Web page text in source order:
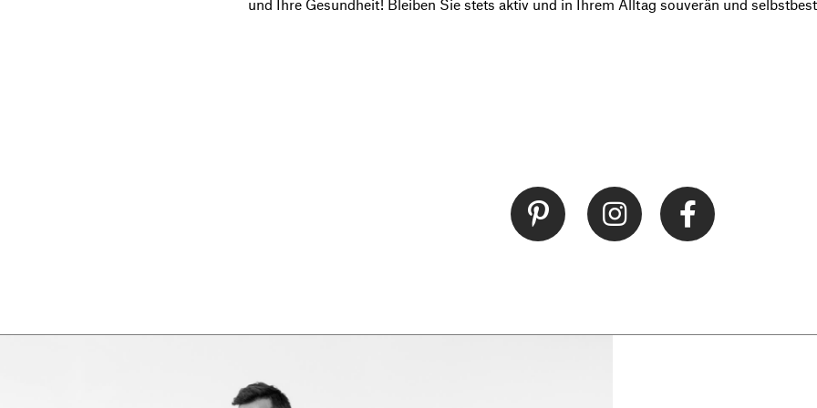
und Ihre Gesundheit! Bleiben Sie stets aktiv und in Ihrem Alltag souverän und